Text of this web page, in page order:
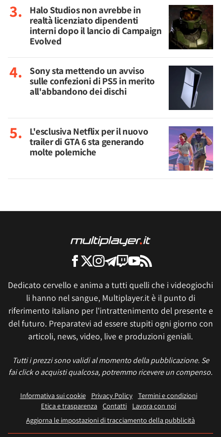
Halo Studios non avrebbe in
realtà licenziato dipendenti
interni dopo il lancio di Campaign
Evolved
Sony sta mettendo un avviso
sulle confezioni di PS5 in merito
all'abbandono dei dischi
L'esclusiva Netflix per il nuovo
trailer di GTA 6 sta generando
molte polemiche
Dedicato cervello e anima a tutti quelli che i videogiochi
li hanno nel sangue, Multiplayer.it è il punto di
riferimento italiano per l'intrattenimento del presente e
del futuro. Preparatevi ad essere stupiti ogni giorno con
articoli, news, video, live e produzioni geniali.
Tutti i prezzi sono validi al momento della pubblicazione. Se
fai click o acquisti qualcosa, potremmo ricevere un compenso.
Informativa sui cookie Privacy Policy
Termini e condizioni
Etica e trasparenza Contatti
Lavora con noi
Aggiorna le impostazioni di tracciamento della pubblicità